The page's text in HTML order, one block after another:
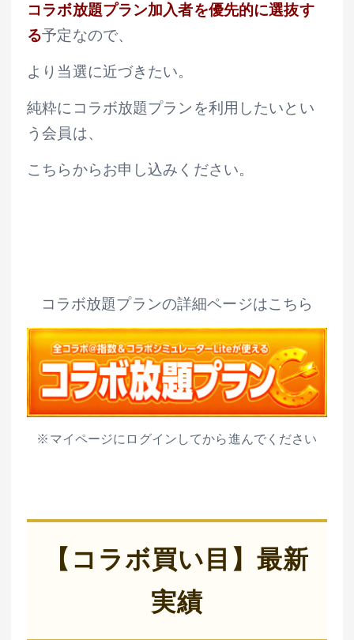
コラボ放題プラン加入者を優先的に選抜す
る予定なので、
より当選に近づきたい。
純粋にコラボ放題プランを利用したいとい
う会員は、
こちらからお申し込みください。
コラボ放題プランの詳細ページはこちら
※マイページにログインしてから進んでください
【コラボ買い目】最新
実績